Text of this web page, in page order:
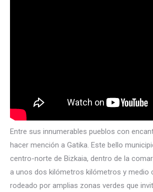
Entre sus innumerables pueblos con
hacer mención a Gatika. Este bello
centro-norte de Bizkaia, dentro de la
a unos dos kilómetros kilómetros y medio
rodeado por amplias zonas verdes que